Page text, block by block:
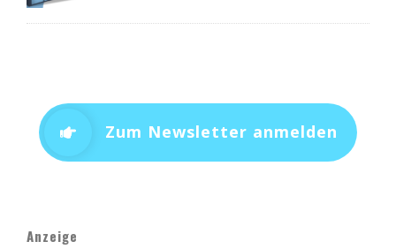
Zum Newsletter anmelden
Anzeige